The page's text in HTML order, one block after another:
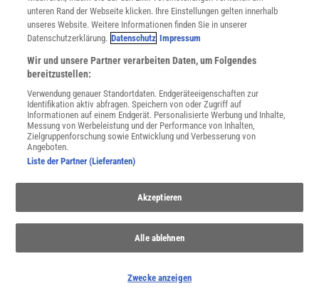
Spektrum.de-Newsletter abonnieren
JETZT ANMELDEN!
Sie können unsere Newsletter jederzeit wieder abbestellen. Infos zu unserem Umgang
mit Ihren personenbezogenen Daten finden Sie in unsererDatenschutzerklärung
SERVICES
Im Handel kaufen
Verträge kündigen
unteren Rand der Webseite klicken. Ihre Einstellungen gelten innerhalb
unseres Website. Weitere Informationen finden Sie in unserer
Datenschutzerklärung. Datenschutz Impressum
Wir und unsere Partner verarbeiten Daten, um Folgendes
bereitzustellen:
Verwendung genauer Standortdaten. Endgeräteeigenschaften zur
Identifikation aktiv abfragen. Speichern von oder Zugriff auf
Informationen auf einem Endgerät. Personalisierte Werbung und Inhalte,
Messung von Werbeleistung und der Performance von Inhalten,
Zielgruppenforschung sowie Entwicklung und Verbesserung von
Angeboten.
Liste der Partner (Lieferanten)
Akzeptieren
Alle ablehnen
Zwecke anzeigen